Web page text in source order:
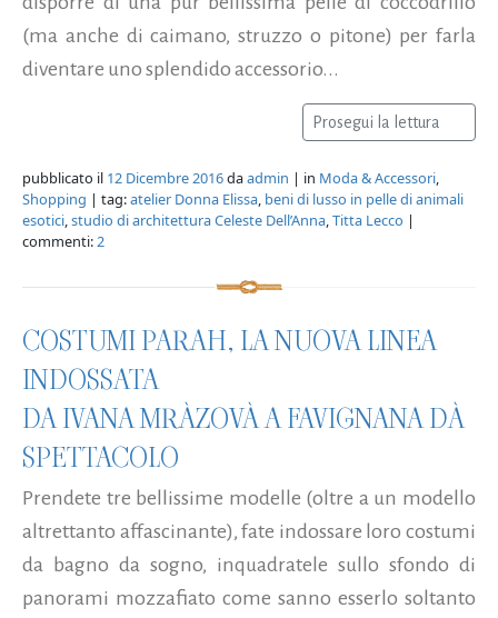
(ma anche di caimano, struzzo o pitone) per farla
diventare uno splendido accessorio...
Prosegui la lettura
pubblicato il 12 Dicembre 2016daadmin | in Moda & Accessori,
Shopping | tag:atelier Donna Elissa, beni di lusso in pelle di animali
esotici,studio di architettura Celeste Dell’Anna,Titta Lecco |
commenti:2
COSTUMI PARAH, LA NUOVA LINEA
INDOSSATA
DA IVANA MRÀZOVÀ A FAVIGNANA DÀ
SPETTACOLO
Prendete tre bellissime modelle (oltre a un modello
altrettanto affascinante), fate indossare loro costumi
da bagno da sogno, inquadratele sullo sfondo di
panorami mozzafiato come sanno esserlo soltanto